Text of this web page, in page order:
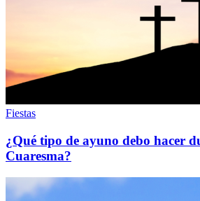
Fiestas
¿Qué tipo de ayuno debo hacer
Cuaresma?